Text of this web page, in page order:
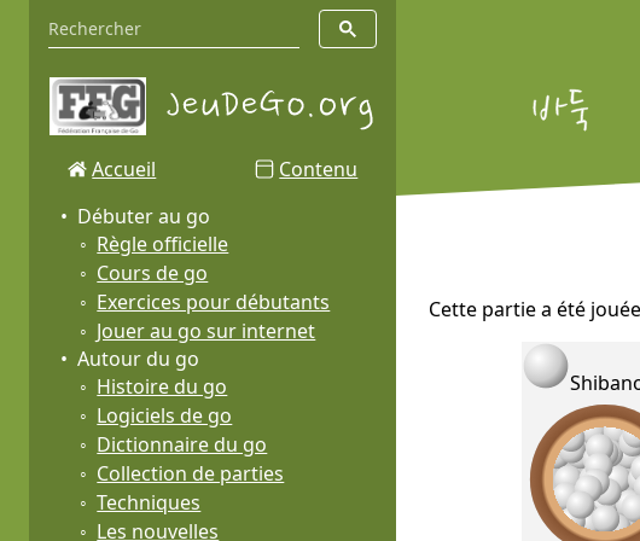
Accueil
Contenu
Débuter au go
Règle officielle
Cours de go
Exercices pour débutants
Jouer au go sur internet
Autour du go
Histoire du go
Logiciels de go
Dictionnaire du go
Collection de parties
Techniques
Les nouvelles
Cette partie a été